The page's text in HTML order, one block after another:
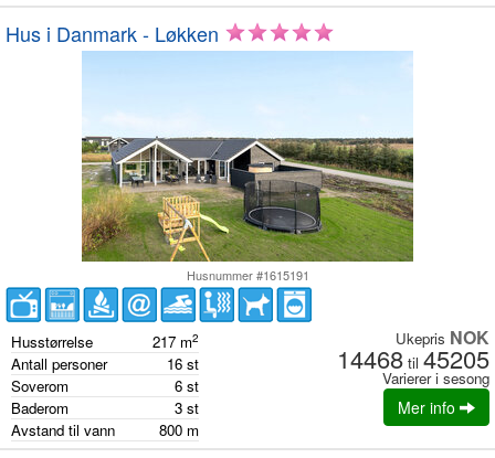
Hus i Danmark - Løkken
Husnummer #1615191
Husstørrelse 217 m2
Antall personer 16 st
Soverom
6 st
Baderom
3 st
Avstand til vann
800 m
Ukepris NOK
14468 til 45205
Varierer i sesong
Mer info